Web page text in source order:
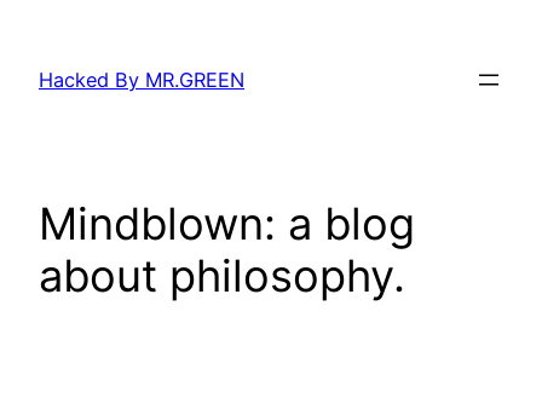
springen
Hacked By MR.GREEN
Mindblown: a blog
about philosophy.